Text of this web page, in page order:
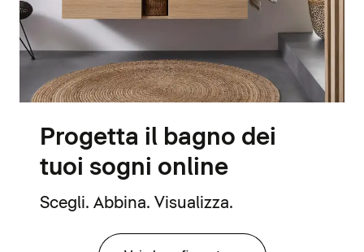
Progetta il bagno dei
tuoi sogni online
Scegli. Abbina. Visualizza.